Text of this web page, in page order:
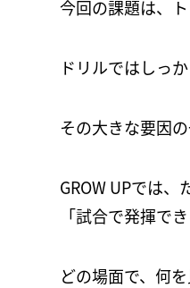
今回の課題は、
ドリルではしっ
その大きな要因
GROW UPでは、
「試合で発揮で
どの場面で、何